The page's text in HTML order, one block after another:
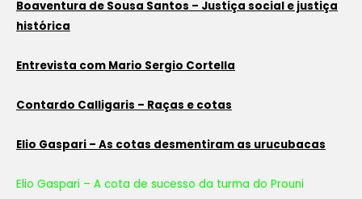
Boaventura de Sousa Santos – Justiça social e justiça
histórica
Entrevista com Mario Sergio Cortella
Contardo Calligaris – Raças e cotas
Elio Gaspari – As cotas desmentiram as urucubacas
Elio Gaspari – A cota de sucesso da turma do Prouni